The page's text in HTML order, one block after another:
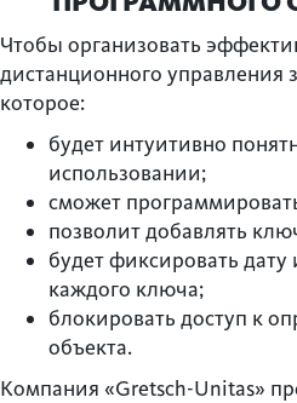
Чтобы организовать
дистанционного управления
которое:
будет интуитивно
использовании;
сможет
позволит добавлять
будет фиксировать
каждого ключа;
блокировать доступ к
объекта.
Компания «Gretsch-Unitas»